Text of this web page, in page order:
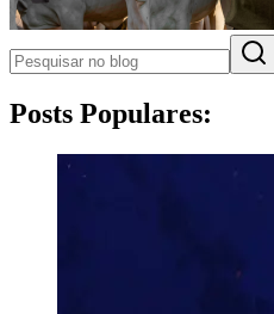
Posts Populares: